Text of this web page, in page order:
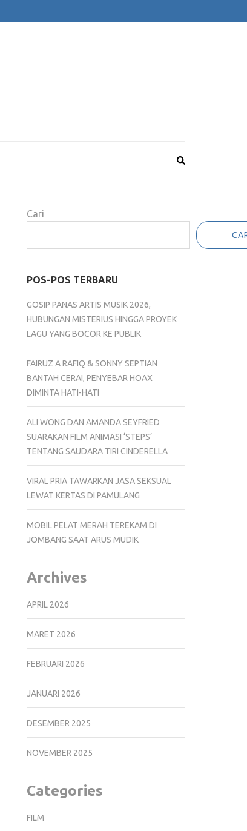
Cari
POS-POS TERBARU
GOSIP PANAS ARTIS MUSIK 2026,
HUBUNGAN MISTERIUS HINGGA PROYEK
LAGU YANG BOCOR KE PUBLIK
FAIRUZ A RAFIQ & SONNY SEPTIAN
BANTAH CERAI, PENYEBAR HOAX
DIMINTA HATI-HATI
ALI WONG DAN AMANDA SEYFRIED
SUARAKAN FILM ANIMASI ‘STEPS’
TENTANG SAUDARA TIRI CINDERELLA
VIRAL PRIA TAWARKAN JASA SEKSUAL
LEWAT KERTAS DI PAMULANG
MOBIL PELAT MERAH TEREKAM DI
JOMBANG SAAT ARUS MUDIK
Archives
APRIL 2026
MARET 2026
FEBRUARI 2026
JANUARI 2026
DESEMBER 2025
NOVEMBER 2025
Categories
FILM